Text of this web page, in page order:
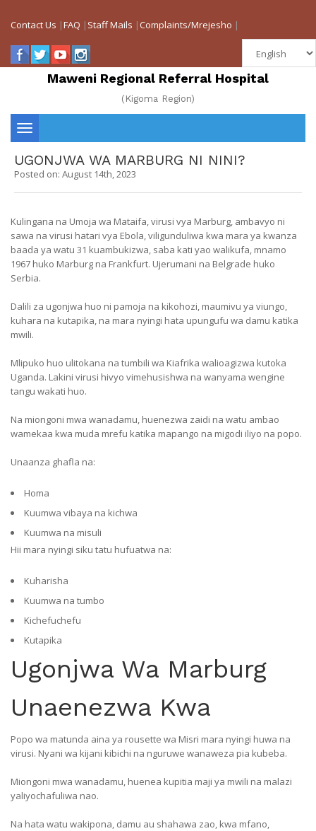
Contact Us |FAQ | Staff Mails |Complaints/Mrejesho |
Maweni Regional Referral Hospital
(Kigoma Region)
Toggle
navigation
UGONJWA WA MARBURG NI NINI?
Posted on: August 14th, 2023
Kulingana na Umoja wa Mataifa, virusi vya Marburg, ambavyo ni
sawa na virusi hatari vya Ebola, viligunduliwa kwa mara ya kwanza
baada ya watu 31 kuambukizwa, saba kati yao walikufa, mnamo
1967 huko Marburg na Frankfurt. Ujerumani na Belgrade huko
Serbia.
Dalili za ugonjwa huo ni pamoja na kikohozi, maumivu ya viungo,
kuhara na kutapika, na mara nyingi hata upungufu wa damu katika
mwili.
Mlipuko huo ulitokana na tumbili wa Kiafrika walioagizwa kutoka
Uganda. Lakini virusi hivyo vimehusishwa na wanyama wengine
tangu wakati huo.
Na miongoni mwa wanadamu, huenezwa zaidi na watu ambao
wamekaa kwa muda mrefu katika mapango na migodi iliyo na popo.
Unaanza ghafla na:
Homa
Kuumwa vibaya na kichwa
Kuumwa na misuli
Hii mara nyingi siku tatu hufuatwa na:
Kuharisha
Kuumwa na tumbo
Kichefuchefu
Kutapika
Ugonjwa Wa Marburg
Unaenezwa Kwa
Popo wa matunda aina ya rousette wa Misri mara nyingi huwa na
virusi. Nyani wa kijani kibichi na nguruwe wanaweza pia kubeba.
Miongoni mwa wanadamu, huenea kupitia maji ya mwili na malazi
yaliyochafuliwa nao.
Na hata watu wakipona, damu au shahawa zao, kwa mfano,